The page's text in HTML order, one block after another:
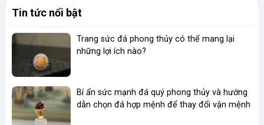
mang lại cảm giác bình yên.
Lý Do Khách Hàng Lựa Chọn Đá Quý Phong
Thủy Tại Shop Lạc Việt
Đội Ngũ Điêu Khắc Gia Tài Năng, Nhiều Kinh
Nghiệm
Tại Shop Lạc Việt, chúng tôi tự hào sở hữu đội
ngũ nghệ nhân điêu khắc lành nghề, được đào
Tin tức nổi bật
Trang sức đá phong thủy có thể mang lại
những lợi ích nào?
Bí ẩn sức mạnh đá quý phong thủy và hướng
dẫn chọn đá hợp mệnh để thay đổi vận mệnh